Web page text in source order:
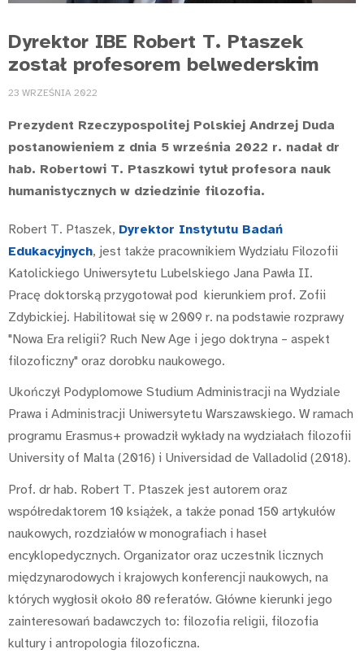
Dyrektor IBE Robert T. Ptaszek
został profesorem belwederskim
23 WRZEŚNIA 2022
Prezydent Rzeczypospolitej Polskiej Andrzej Duda
postanowieniem z dnia 5 września 2022 r. nadał dr
hab. Robertowi T. Ptaszkowi tytuł profesora nauk
humanistycznych w dziedzinie filozofia.
Robert T. Ptaszek, Dyrektor Instytutu Badań
Edukacyjnych, jest także pracownikiem Wydziału Filozofii
Katolickiego Uniwersytetu Lubelskiego Jana Pawła II.
Pracę doktorską przygotował pod kierunkiem prof. Zofii
Zdybickiej. Habilitował się w 2009 r. na podstawie rozprawy
"Nowa Era religii? Ruch New Age i jego doktryna – aspekt
filozoficzny" oraz dorobku naukowego.
Ukończył Podyplomowe Studium Administracji na Wydziale
Prawa i Administracji Uniwersytetu Warszawskiego. W ramach
programu Erasmus+ prowadził wykłady na wydziałach filozofii
University of Malta (2016) i Universidad de Valladolid (2018).
Prof. dr hab. Robert T. Ptaszek jest autorem oraz
współredaktorem 10 książek, a także ponad 150 artykułów
naukowych, rozdziałów w monografiach i haseł
encyklopedycznych. Organizator oraz uczestnik licznych
międzynarodowych i krajowych konferencji naukowych, na
których wygłosił około 80 referatów. Główne kierunki jego
zainteresowań badawczych to: filozofia religii, filozofia
kultury i antropologia filozoficzna.